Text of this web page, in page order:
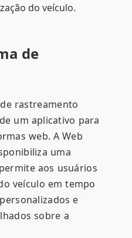
do veículo.
de
rastreamento
um aplicativo para
web. A Web
uma
aos usuários
veículo em tempo
e
sobre a